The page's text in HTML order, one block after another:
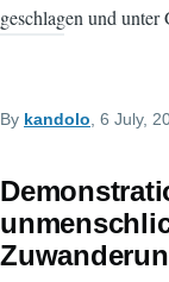
geschlagen und unter
By kandolo, 6 July,